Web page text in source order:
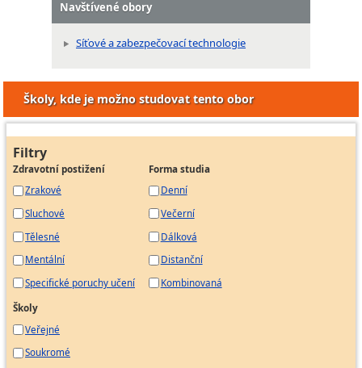
Navštívené obory
Síťové a zabezpečovací technologie
Školy, kde je možno studovat tento obor
Filtry
Zdravotní postižení
Zrakové
Sluchové
Tělesné
Mentální
Specifické poruchy učení
Forma studia
Denní
Večerní
Dálková
Distanční
Kombinovaná
Školy
Veřejné
Soukromé